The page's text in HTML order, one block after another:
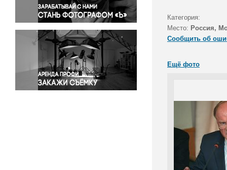
Происшествия и конфликты
Религия
Светская жизнь
Спорт
Экология
Экономика и бизнес
Категория:
Место: Россия,
Сообщить об
Ещё фото